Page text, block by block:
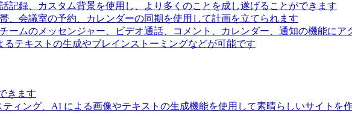
記録、カスタム背景を使用し、より多くのことを成し遂げることができます
、会議室の予約、カレンダーの同期を使用して計画を立てられます
ームのメッセンジャー、ビデオ通話、コメント、カレンダー、通知の機能にア
テキストの生成やブレインストーミングなどが可能です
きます
ィング、AI による画像やテキストの生成機能を使用して素晴らしいサイトを